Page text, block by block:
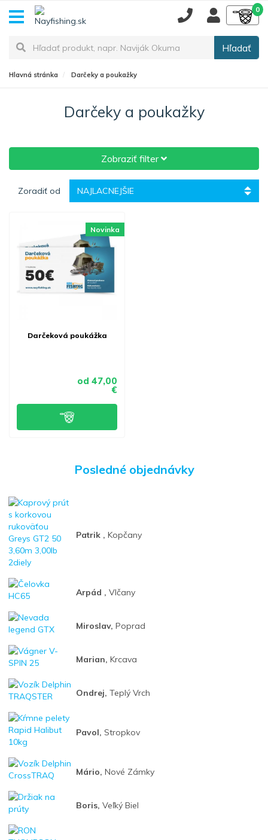
0
Hľadať
Hlavná stránka Darčeky a poukažky
Darčeky a poukažky
Zobraziť filter
Zoradiť od
Novinka
Darčeková poukážka
od 47,00
€
Posledné objednávky
Patrik , Kopčany
Arpád , Vlčany
Miroslav, Poprad
Marian, Krcava
Ondrej, Teplý Vrch
Pavol, Stropkov
Mário, Nové Zámky
Boris, Veľký Biel